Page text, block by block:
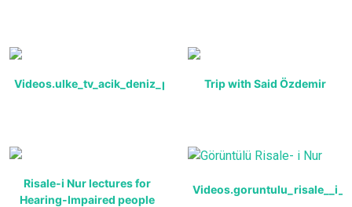
Videos.ulke_tv_acik_deniz_programiTrip with Said Özdemir
Risale-i Nur lectures for
Hearing-Impaired people